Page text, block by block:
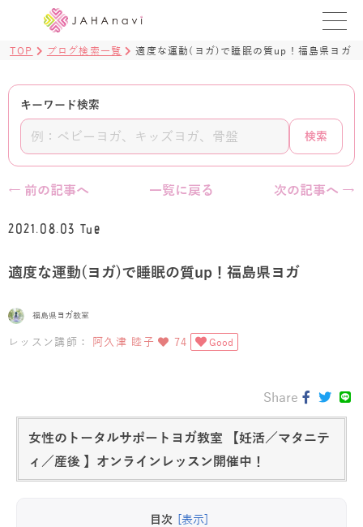
教室を探す
BLOG
ヨガ資格講座 ›
JAHAYOGA
TOP ブログ検索一覧 適度な運動(ヨガ)で睡眠の質up！福島県ヨガ
キーワード検索
検索
← 前の記事へ 一覧に戻る 次の記事へ →
2021.08.03 Tue
適度な運動(ヨガ)で睡眠の質up！福島県ヨガ
福島県ヨガ教室
レッスン講師： 阿久津 睦子 74 Good
Share
女性のトータルサポートヨガ教室 【妊活／マタニテ
ィ／産後 】オンラインレッスン開催中！
目次 [表示]